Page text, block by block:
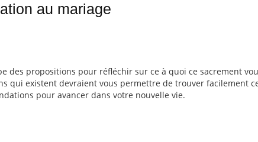
au mariage
des propositions pour réfléchir sur ce à quoi ce sacrement
qui existent devraient vous permettre de trouver facilement
pour avancer dans votre nouvelle vie.